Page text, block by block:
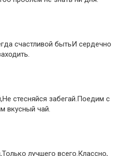
счастливой бытьИ сердечно
стесняйся забегай.Поедим с
вкусный чай.
лучшего всего.Классно,